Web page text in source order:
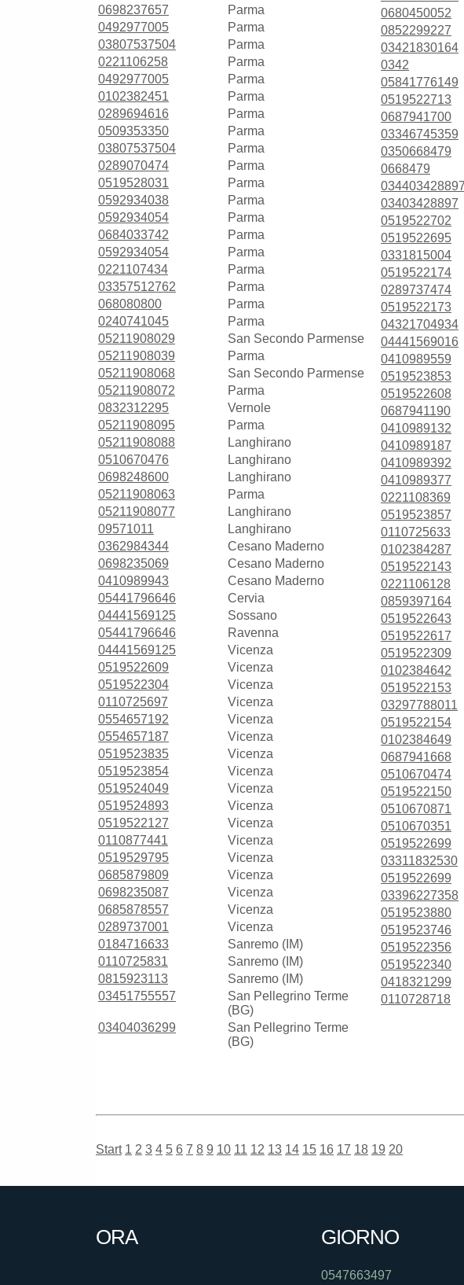
0698237657
Parma
0492977005
Parma
03807537504
Parma
0221106258
Parma
0492977005
Parma
0102382451
Parma
0289694616
Parma
0509353350
Parma
03807537504
Parma
0289070474
Parma
0519528031
Parma
0592934038
Parma
0592934054
Parma
0684033742
Parma
0592934054
Parma
0221107434
Parma
03357512762
Parma
068080800
Parma
0240741045
Parma
05211908029
San Secondo Parmense
05211908039
Parma
05211908068
San Secondo Parmense
05211908072
Parma
0832312295
Vernole
05211908095
Parma
05211908088
Langhirano
0510670476
Langhirano
0698248600
Langhirano
05211908063
Parma
05211908077
Langhirano
09571011
Langhirano
0362984344
Cesano Maderno
0698235069
Cesano Maderno
0410989943
Cesano Maderno
05441796646
Cervia
04441569125
Sossano
05441796646
Ravenna
04441569125
Vicenza
0519522609
Vicenza
0519522304
Vicenza
0110725697
Vicenza
0554657192
Vicenza
0554657187
Vicenza
0519523835
Vicenza
0519523854
Vicenza
0519524049
Vicenza
0519524893
Vicenza
0519522127
Vicenza
0110877441
Vicenza
0519529795
Vicenza
0685879809
Vicenza
0698235087
Vicenza
0685878557
Vicenza
0289737001
Vicenza
0184716633
Sanremo (IM)
0110725831
Sanremo (IM)
0815923113
Sanremo (IM)
03451755557
San Pellegrino Terme
(BG)
03404036299
San Pellegrino Terme
(BG)
0680450052
0852299227
03421830164
0342
05841776149
0519522713
0687941700
03346745359
0350668479
0668479
034403428897
03403428897
0519522702
0519522695
0331815004
0519522174
0289737474
0519522173
04321704934
04441569016
0410989559
0519523853
0519522608
0687941190
0410989132
0410989187
0410989392
0410989377
0221108369
0519523857
0110725633
0102384287
0519522143
0221106128
0859397164
0519522643
0519522617
0519522309
0102384642
0519522153
03297788011
0519522154
0102384649
0687941668
0510670474
0519522150
0510670871
0510670351
0519522699
03311832530
0519522699
03396227358
0519523880
0519523746
0519522356
0519522340
0418321299
0110728718
Start 1 2 3 4 5 6 7 8 9 10 11 12 13 14 15 16 17 18 19 20
ORA GIORNO
0547663497